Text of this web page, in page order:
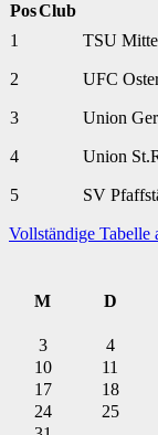
PosClub
1
TSU
2 UFC
3 Union
4 Union
5 SV
Vollständige Tabelle
M
D
3
4
10
11
17
18
24
25